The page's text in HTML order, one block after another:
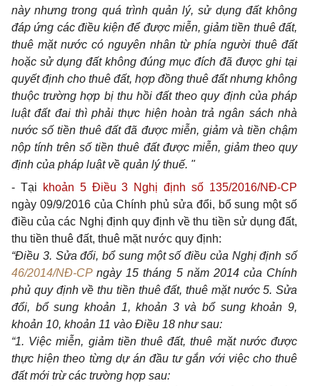
này nhưng trong quá trình quản lý, sử dụng đất không
đáp ứng các điều kiện để được miễn, giảm tiền thuê đất,
thuê mặt nước có nguyên nhân từ phía người thuê đất
hoặc sử dụng đất không đúng mục đích đã được ghi tại
quyết định cho thuê đất, hợp đồng thuê đất nhưng không
thuộc trường hợp bị thu hồi đất theo quy định của pháp
luật đất đai thì phải thực hiện hoàn trả ngân sách nhà
nước số tiền thuê đất đã được miễn, giảm và tiền chậm
nộp tính trên số tiền thuê đất được miễn, giảm theo quy
định của pháp luật về quản lý thuế. "
- Tại
khoản 5 Điều 3 Nghị định số 135/2016/NĐ-CP
ngày 09/9/2016 của Chính phủ sửa đổi, bổ sung một số
điều của các Nghị định quy định về thu tiền sử dụng đất,
thu tiền thuê đất, thuê mặt nước quy định:
“Điều 3. Sửa đổi, bổ sung một số điều của Nghị định số
46/2014/NĐ-CPngày 15 tháng 5 năm 2014 của Chính
phủ quy định về thu tiền thuê đất, thuê mặt nước 5. Sửa
đổi, bổ sung khoản 1, khoản 3 và bổ sung khoản 9,
khoản 10, khoản 11 vào Điều 18 như sau:
“1. Việc miễn, giảm tiền thuê đất, thuê mặt nước được
thực hiện theo từng dự án đầu tư gắn với việc cho thuê
đất mới trừ các trường hợp sau: